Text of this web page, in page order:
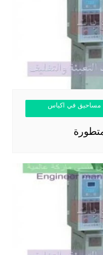
مساحيق في اكياس